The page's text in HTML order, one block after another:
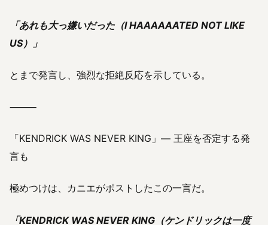
「あれも大っ嫌いだった（I HAAAAAATED NOT LIKE
US）」
とまで発言し、強烈な拒絶反応を示している。
⸻
「KENDRICK WAS NEVER KING」— 王座を否定する発
言も
極めつけは、カニエがポストしたこの一言だ。
「KENDRICK WAS NEVER KING（ケンドリックは一度